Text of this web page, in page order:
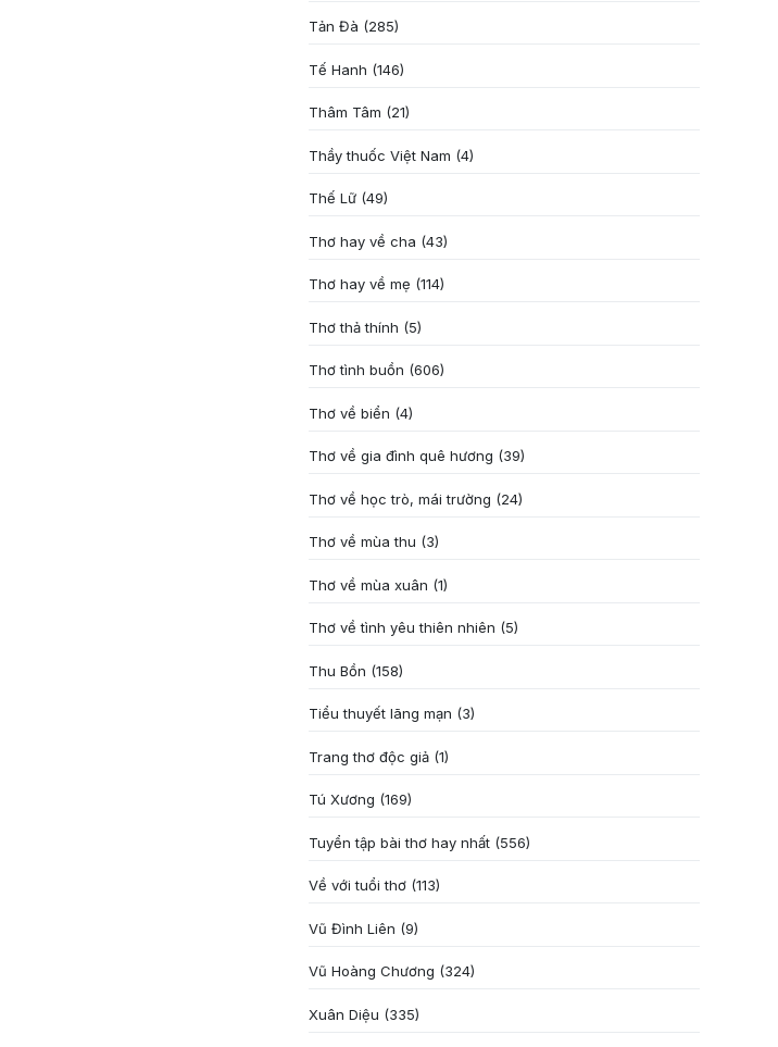
Tản Đà (285)
Tế Hanh (146)
Thâm Tâm (21)
Thầy thuốc Việt Nam (4)
Thế Lữ (49)
Thơ hay về cha (43)
Thơ hay về mẹ (114)
Thơ thả thính (5)
Thơ tình buồn (606)
Thơ về biển (4)
Thơ về gia đình quê hương (39)
Thơ về học trò, mái trường (24)
Thơ về mùa thu (3)
Thơ về mùa xuân (1)
Thơ về tình yêu thiên nhiên (5)
Thu Bồn (158)
Tiểu thuyết lãng mạn (3)
Trang thơ độc giả (1)
Tú Xương (169)
Tuyển tập bài thơ hay nhất (556)
Về với tuổi thơ (113)
Vũ Đình Liên (9)
Vũ Hoàng Chương (324)
Xuân Diệu (335)